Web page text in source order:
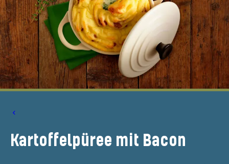
Kartoffelpüree mit Bacon